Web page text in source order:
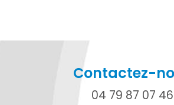
Contactez-
04 79 87 07 46